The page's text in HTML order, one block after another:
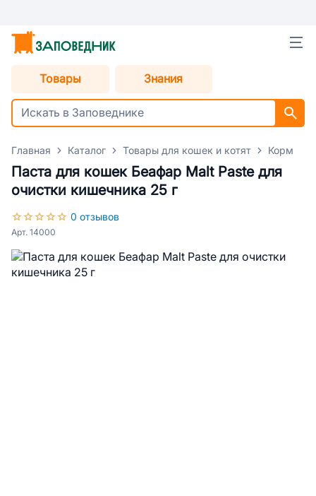
Товары Знания
Главная Каталог Товары для кошек и котят Корм
Паста для кошек Беафар Malt Paste для
очистки кишечника 25 г
0 отзывов
Арт. 14000